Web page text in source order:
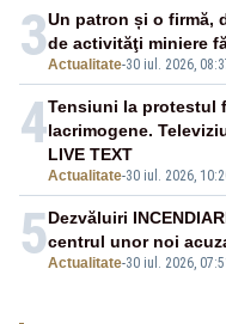
3Actualitate-30 iul. 2026,
Un patron și o firmă, dați
de activităţi miniere
4
Actualitate-30 iul. 2026,
Tensiuni la protestul
lacrimogene.
LIVE TEXT
5Actualitate-30 iul. 2026,
Dezvăluiri
centrul unor noi